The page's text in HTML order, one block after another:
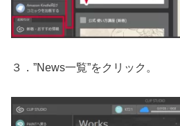
３．”News一覧”をクリック。